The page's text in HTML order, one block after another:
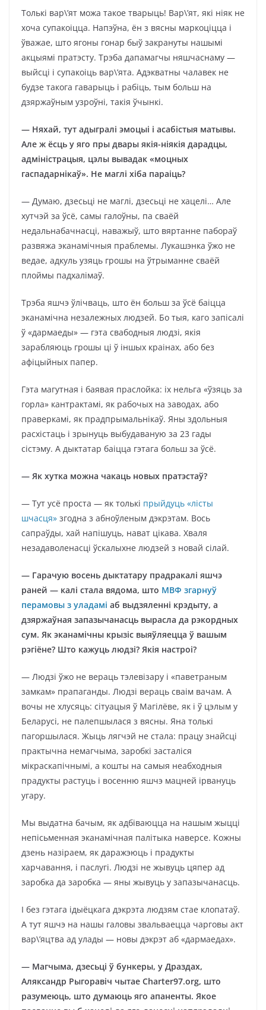
Толькі вар\’ят можа такое тварыць! Вар\’ят, які ніяк не
хоча супакоіцца. Напэўна, ён з вясны маркоціцца і
ўважае, што ягоны гонар быў закрануты нашымі
акцыямі пратэсту. Трэба дапамагчы няшчаснаму —
выйсці і супакоіць вар\’ята. Адэкватны чалавек не
будзе такога гаварыць і рабіць, тым больш на
дзяржаўным узроўні, такія ўчынкі.
— Няхай, тут адыгралі эмоцыі і асабістыя матывы.
Але ж ёсць у яго пры двары якія-ніякія дарадцы,
адміністрацыя, цэлы вывадак «моцных
гаспадарнікаў». Не маглі хіба параіць?
— Думаю, дзесьці не маглі, дзесьці не хацелі… Але
хутчэй за ўсё, самы галоўны, па сваёй
недальнабачнасці, наважыў, што вяртанне пабораў
развяжа эканамічныя праблемы. Лукашэнка ўжо не
ведае, адкуль узяць грошы на ўтрыманне сваёй
плоймы падхалімаў.
Трэба яшчэ ўлічваць, што ён больш за ўсё баіцца
эканамічна незалежных людзей. Бо тыя, каго запісалі
ў «дармаеды» — гэта свабодныя людзі, якія
зарабляюць грошы ці ў іншых краінах, або без
афіцыйных папер.
Гэта магутная і баявая праслойка: іх нельга «ўзяць за
горла» кантрактамі, як рабочых на заводах, або
праверкамі, як прадпрымальнікаў. Яны здольныя
расхістаць і зрынуць выбудаваную за 23 гады
сістэму. А дыктатар баіцца гэтага больш за ўсё.
— Як хутка можна чакаць новых пратэстаў?
— Тут усё проста — як толькі прыйдуць «лісты
шчасця» згодна з абноўленым дэкрэтам. Вось
сапраўды, хай напішуць, нават цікава. Хваля
незадаволенасці ўскалыхне людзей з новай сілай.
— Гарачую восень дыктатару прадракалі яшчэ
раней — калі стала вядома, што МВФ згарнуў
перамовы з уладамі аб выдзяленні крэдыту, а
дзяржаўная запазычанасць вырасла да рэкордных
сум. Як эканамічны крызіс выяўляецца ў вашым
рэгіёне? Што кажуць людзі? Якія настроі?
— Людзі ўжо не вераць тэлевізару і «паветраным
замкам» прапаганды. Людзі вераць сваім вачам. А
вочы не хлусяць: сітуацыя ў Магілёве, як і ў цэлым у
Беларусі, не палепшылася з вясны. Яна толькі
пагоршылася. Жыць лягчэй не стала: працу знайсці
практычна немагчыма, заробкі засталіся
мікраскапічнымі, а кошты на самыя неабходныя
прадукты растуць і восенню яшчэ мацней ірвануць
угару.
Мы выдатна бачым, як адбіваюцца на нашым жыцці
непісьменная эканамічная палітыка наверсе. Кожны
дзень назіраем, як даражэюць і прадукты
харчавання, і паслугі. Людзі не жывуць цяпер ад
заробка да заробка — яны жывуць у запазычанасць.
І без гэтага ідыёцкага дэкрэта людзям стае клопатаў.
А тут яшчэ на нашы галовы звальваецца чарговы акт
вар\’яцтва ад улады — новы дэкрэт аб «дармаедах».
— Магчыма, дзесьці ў бункеры, у Драздах,
Аляксандр Рыгоравіч чытае Charter97.org, што
разумеюць, што думаюць яго апаненты. Якое